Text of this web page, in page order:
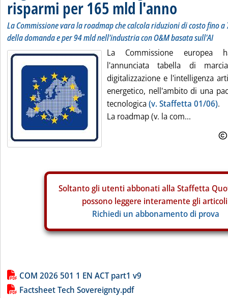
risparmi per 165 mld l'anno
La Commissione vara la roadmap che calcola riduzioni di costo fino
della domanda e per 94 mld nell'industria con O&M basata sull'AI
La Commissione europea
l'annunciata tabella di
digitalizzazione e l'intelligenza
energetico, nell'ambito di una
tecnologica(v. Staffetta 01/06).
La roadmap (v. la com...
Soltanto gli utenti abbonati alla Staffetta
possono leggere interamente gli
Richiedi un abbonamento di prova
Lista allegati PDF alla notizia
COM 2026 501 1 EN ACT part1 v9
Factsheet Tech Sovereignty.pdf